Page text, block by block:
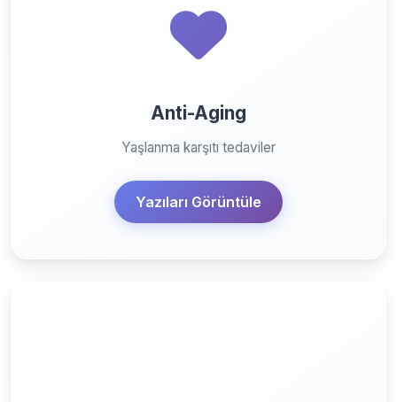
Anti-Aging
Yaşlanma karşıtı tedaviler
Yazıları Görüntüle